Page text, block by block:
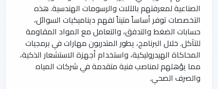
الصناعية لمعرفتهم بالآلات والرسومات الهندسية. هذه
التخصصات توفر أساساً متيناً لفهم ديناميكيات السوائل،
حسابات الضغط والتدفق، والتعامل مع المواد المقاومة
للتآكل. خلال البرنامج، يطور المتدربون مهارات في برمجيات
المحاكاة الهيدروليكية، واستخدام أجهزة الاستشعار الذكية،
مما يؤهلهم لمناصب فنية متقدمة في شركات المياه
والصرف الصحي.